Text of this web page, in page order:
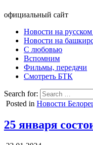
официальный сайт
Новости на
Новости на
С любовью
Вспомним
Фильмы, передачи
Смотреть БТК
Search for:
Posted in Новости
25 января